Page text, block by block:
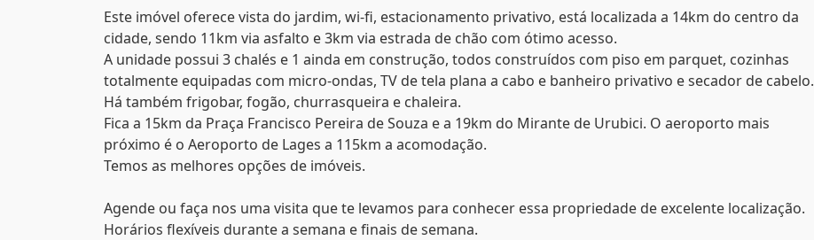
Este imóvel oferece vista do jardim, wi-fi, estacionamento privativo, está localizada a 14km do centro da
cidade, sendo 11km via asfalto e 3km via estrada de chão com ótimo acesso.
A unidade possui 3 chalés e 1 ainda em construção, todos construídos com piso em parquet, cozinhas
totalmente equipadas com micro-ondas, TV de tela plana a cabo e banheiro privativo e secador de cabelo.
Há também frigobar, fogão, churrasqueira e chaleira.
Fica a 15km da Praça Francisco Pereira de Souza e a 19km do Mirante de Urubici. O aeroporto mais
próximo é o Aeroporto de Lages a 115km a acomodação.
Temos as melhores opções de imóveis.
Agende ou faça nos uma visita que te levamos para conhecer essa propriedade de excelente localização.
Horários flexíveis durante a semana e finais de semana.